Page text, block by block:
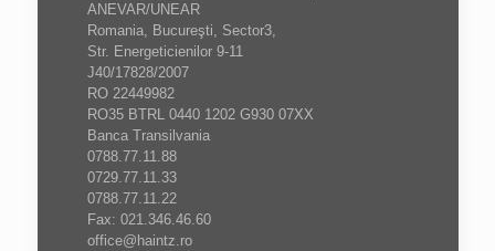
ANEVAR/UNEAR
Romania, Bucureşti, Sector3,
Str. Energeticienilor 9-11
J40/17828/2007
RO 22449982
RO35 BTRL 0440 1202 G930 07XX
Banca Transilvania
0788.77.11.88
0729.77.11.33
0788.77.11.22
Fax: 021.346.46.60
office@haintz.ro